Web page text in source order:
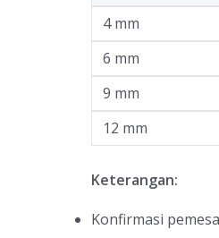
4 mm
6 mm
9 mm
12 mm
Keterangan:
Konfirmasi